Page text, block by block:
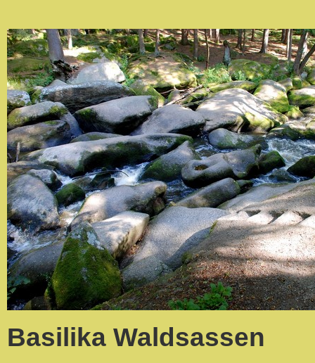
Basilika Waldsassen